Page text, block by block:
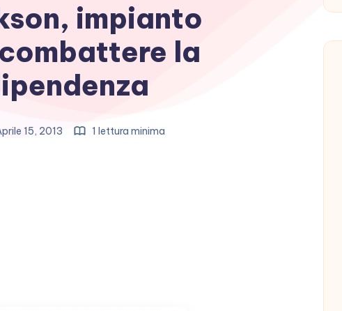
impianto
la
15, 2013 1 lettura minima